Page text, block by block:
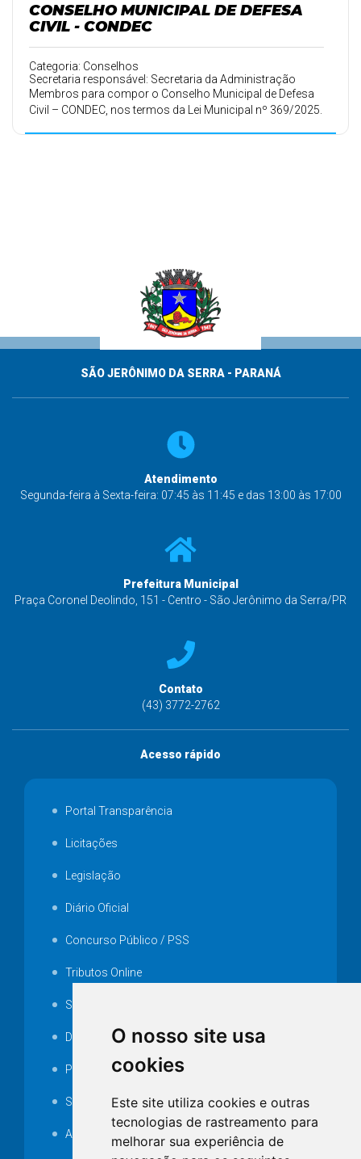
O nosso site usa
cookies
Este site utiliza cookies e outras
tecnologias de rastreamento para
melhorar sua experiência de
CONSELHO MUNICIPAL DE DEFESA
CIVIL - CONDEC
Categoria: Conselhos
Secretaria responsável: Secretaria da Administração
Membros para compor o Conselho Municipal de Defesa
Civil – CONDEC, nos termos da Lei Municipal nº 369/2025.
SÃO JERÔNIMO DA SERRA - PARANÁ
Atendimento
Segunda-feira à Sexta-feira: 07:45 às 11:45 e das 13:00 às 17:00
Prefeitura Municipal
Praça Coronel Deolindo, 151 - Centro - São Jerônimo da Serra/PR
Contato
(43) 3772-2762
Acesso rápido
Portal Transparência
Licitações
Legislação
Diário Oficial
Concurso Público / PSS
Tributos Online
Serviços ISS-E
Decretos
Portarias
SAMAE
Audiência pública